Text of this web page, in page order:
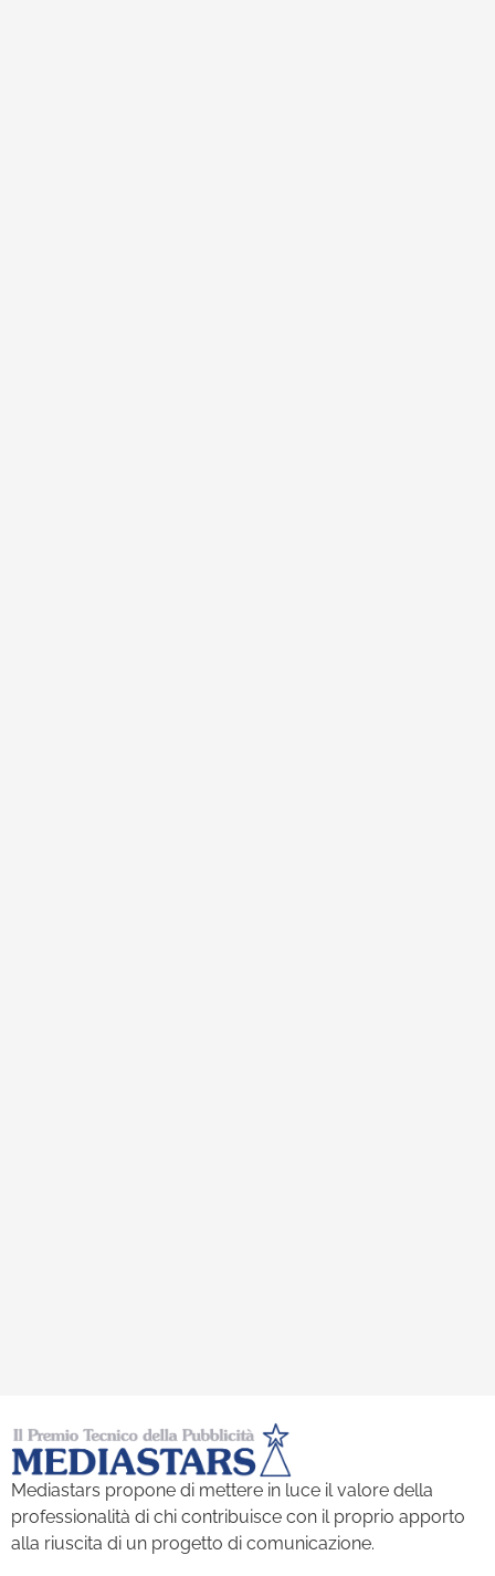
Mediastars propone di mettere in luce il valore della
professionalità di chi contribuisce con il proprio apporto
alla riuscita di un progetto di comunicazione.